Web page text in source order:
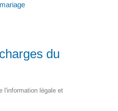
du
l'information légale et